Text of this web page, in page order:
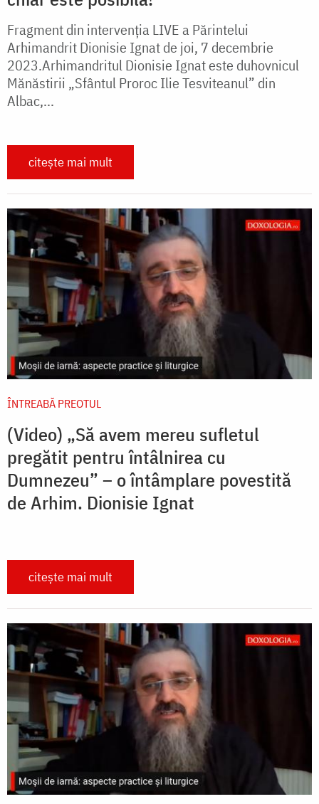
Fragment din intervenția LIVE a Părintelui
Arhimandrit Dionisie Ignat de joi, 7 decembrie
2023.Arhimandritul Dionisie Ignat este duhovnicul
Mănăstirii „Sfântul Proroc Ilie Tesviteanul” din
Albac,...
citește mai mult
ÎNTREABĂ PREOTUL
(Video) „Să avem mereu sufletul
pregătit pentru întâlnirea cu
Dumnezeu” – o întâmplare povestită
de Arhim. Dionisie Ignat
citește mai mult